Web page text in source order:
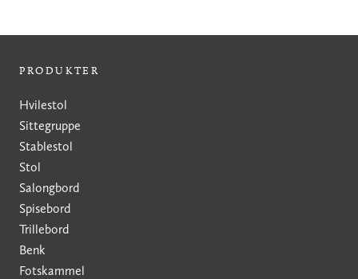
PRODUKTER
Hvilestol
Sittegruppe
Stablestol
Stol
Salongbord
Spisebord
Trillebord
Benk
Fotskammel